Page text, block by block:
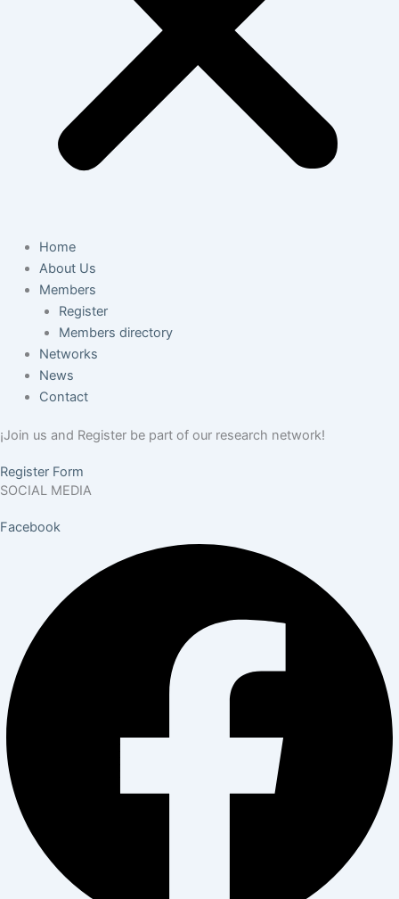
Home
About Us
Members
Register
Members directory
Networks
News
Contact
¡Join us and Register be part of our research network!
Register Form
SOCIAL MEDIA
Facebook